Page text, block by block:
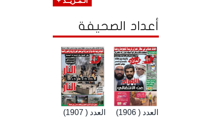
أعداد الصحيفة
العدد ( 1907) العدد ( 1906)